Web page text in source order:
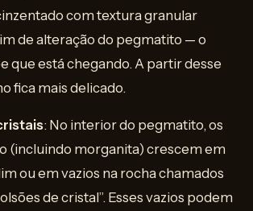
com textura granular
de alteração do pegmatito — o
que está chegando. A partir desse
fica mais delicado.
: No interior do pegmatito, os
(incluindo morganita) crescem em
ou em vazios na rocha chamados
de cristal”. Esses vazios podem